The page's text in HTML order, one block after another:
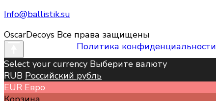
Info@ballistik.su
OscarDecoys Все права защищены
Политика конфиденциальности
Select your currency Выберите валюту
RUB Российский рубль
EUR Евро